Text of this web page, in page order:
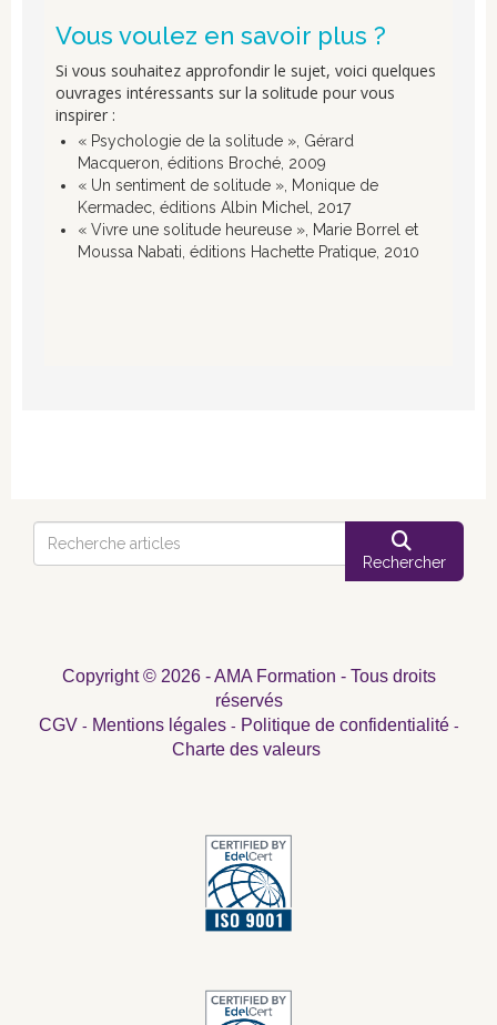
Vous voulez en savoir plus ?
Si vous souhaitez approfondir le sujet, voici quelques
ouvrages intéressants sur la solitude pour vous
inspirer :
« Psychologie de la solitude », Gérard
Macqueron, éditions Broché, 2009
« Un sentiment de solitude », Monique de
Kermadec, éditions Albin Michel, 2017
« Vivre une solitude heureuse », Marie Borrel et
Moussa Nabati, éditions Hachette Pratique, 2010
Rechercher
Copyright © 2026 - AMA Formation - Tous droits
réservés
CGV - Mentions légales- Politique de confidentialité-
Charte des valeurs